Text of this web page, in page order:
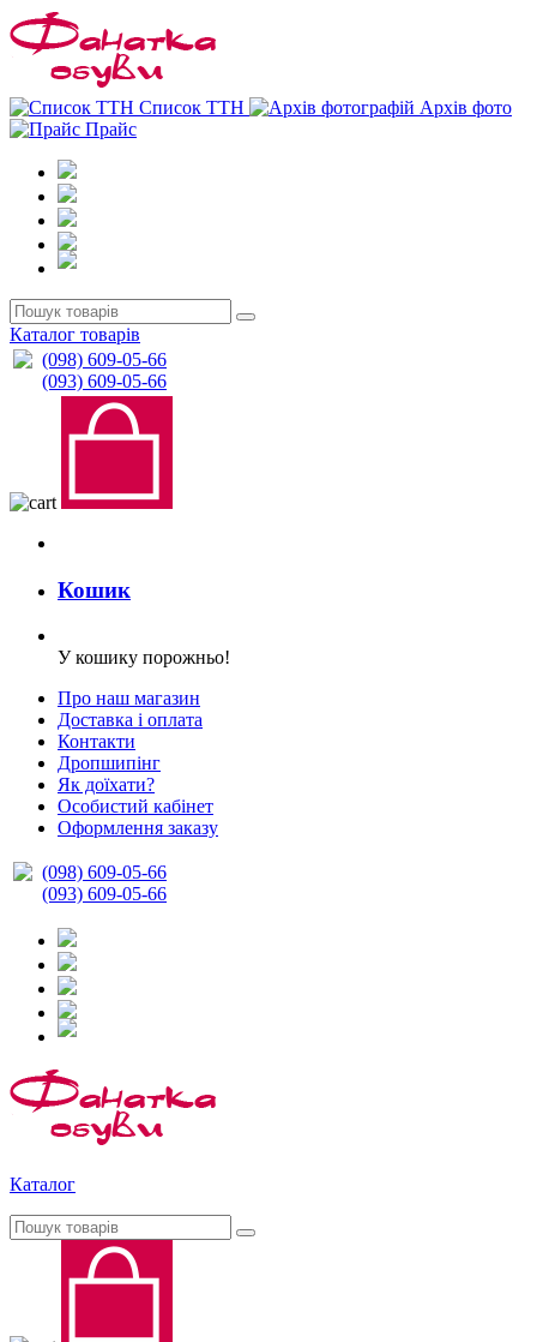
Список ТТН
Архів фото
Прайс
Каталог товарів
(098) 609-05-66
(093) 609-05-66
Кошик
У кошику порожньо!
Про наш магазин
Доставка і оплата
Контакти
Дропшипінг
Як доїхати?
Особистий кабінет
Оформлення заказу
(098) 609-05-66
(093) 609-05-66
Каталог